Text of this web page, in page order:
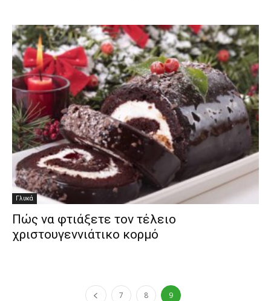
Γλυκά
Πώς να φτιάξετε τον τέλειο
χριστουγεννιάτικο κορμό
7 8 9